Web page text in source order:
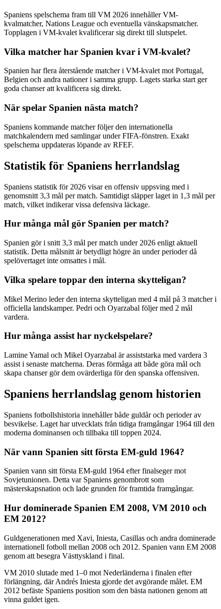
Spaniens spelschema fram till VM 2026 innehåller VM-
kvalmatcher, Nations League och eventuella vänskapsmatcher.
Topplagen i VM-kvalet kvalificerar sig direkt till slutspelet.
Vilka matcher har Spanien kvar i VM-kvalet?
Spanien har flera återstående matcher i VM-kvalet mot Portugal,
Belgien och andra nationer i samma grupp. Lagets starka start ger
goda chanser att kvalificera sig direkt.
När spelar Spanien nästa match?
Spaniens kommande matcher följer den internationella
matchkalendern med samlingar under FIFA-fönstren. Exakt
spelschema uppdateras löpande av RFEF.
Statistik för Spaniens herrlandslag
Spaniens statistik för 2026 visar en offensiv uppsving med i
genomsnitt 3,3 mål per match. Samtidigt släpper laget in 1,3 mål per
match, vilket indikerar vissa defensiva läckage.
Hur många mål gör Spanien per match?
Spanien gör i snitt 3,3 mål per match under 2026 enligt aktuell
statistik. Detta målsnitt är betydligt högre än under perioder då
spelövertaget inte omsattes i mål.
Vilka spelare toppar den interna skytteligan?
Mikel Merino leder den interna skytteligan med 4 mål på 3 matcher i
officiella landskamper. Pedri och Oyarzabal följer med 2 mål
vardera.
Hur många assist har nyckelspelare?
Lamine Yamal och Mikel Oyarzabal är assiststarka med vardera 3
assist i senaste matcherna. Deras förmåga att både göra mål och
skapa chanser gör dem ovärderliga för den spanska offensiven.
Spaniens herrlandslag genom historien
Spaniens fotbollshistoria innehåller både guldår och perioder av
besvikelse. Laget har utvecklats från tidiga framgångar 1964 till den
moderna dominansen och tillbaka till toppen 2024.
När vann Spanien sitt första EM-guld 1964?
Spanien vann sitt första EM-guld 1964 efter finalseger mot
Sovjetunionen. Detta var Spaniens genombrott som
mästerskapsnation och lade grunden för framtida framgångar.
Hur dominerade Spanien EM 2008, VM 2010 och
EM 2012?
Guldgenerationen med Xavi, Iniesta, Casillas och andra dominerade
internationell fotboll mellan 2008 och 2012. Spanien vann EM 2008
genom att besegra Västtyskland i final.
VM 2010 slutade med 1–0 mot Nederländerna i finalen efter
förlängning, där Andrés Iniesta gjorde det avgörande målet. EM
2012 befäste Spaniens position som den bästa nationen genom att
vinna guldet igen.